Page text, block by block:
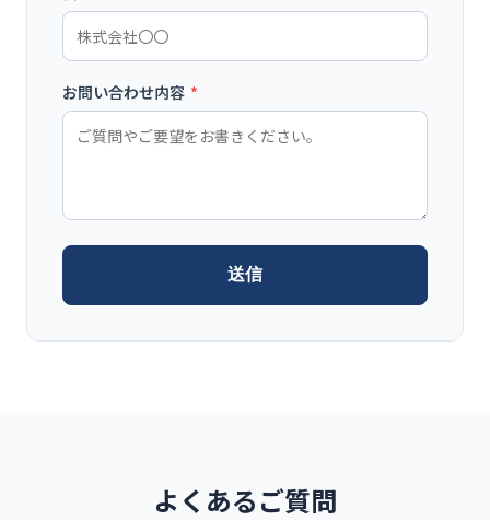
お問い合わせ内容 *
送信
よくあるご質問